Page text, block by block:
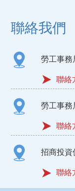
聯絡我們
勞工事
聯絡
勞工事
聯絡
招商投
聯絡